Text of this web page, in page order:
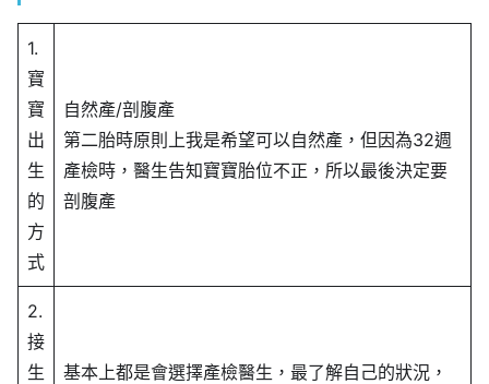
1.
寶
寶
出
生
的
方
式
自然產/剖腹產
第二胎時原則上我是希望可以自然產，但因為32週
產檢時，醫生告知寶寶胎位不正，所以最後決定要
剖腹產
2.
接
生
基本上都是會選擇產檢醫生，最了解自己的狀況，